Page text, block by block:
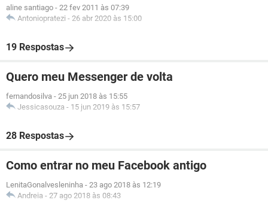
aline santiago - 22 fev 2011 às 07:39
Antoniopratezi - 26 abr 2020 às 15:00
19 Respostas
Quero meu Messenger de volta
fernandosilva - 25 jun 2018 às 15:55
Jessicasouza - 15 jun 2019 às 15:57
28 Respostas
Como entrar no meu Facebook antigo
LenitaGonalvesleninha - 23 ago 2018 às 12:19
Andreia - 27 ago 2018 às 08:43